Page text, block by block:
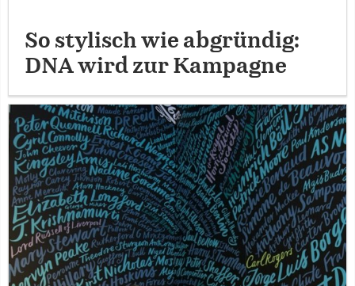
So stylisch wie abgründig:
DNA wird zur Kampagne